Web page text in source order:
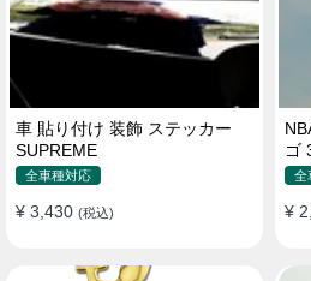
車 貼り付け 装飾 ステッカー
SUPREME
全車種対応
¥ 3,430 (税込)
ゴ
テ全
¥